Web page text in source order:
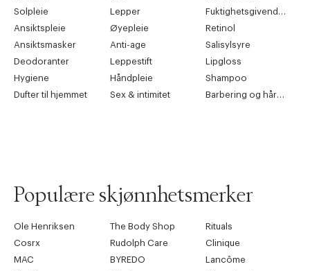
Solpleie
Lepper
Ansiktspleie
Øyepleie
Retinol
Ansiktsmasker
Anti-age
Salisylsyre
Deodoranter
Leppestift
Lipgloss
Hygiene
Håndpleie
Shampoo
Dufter til hjemmet
Sex & intimitet
Populære skjønnhetsmerker
Ole Henriksen The Body Shop
Rituals
Cosrx
Rudolph Care
Clinique
MAC
BYREDO
Lancôme